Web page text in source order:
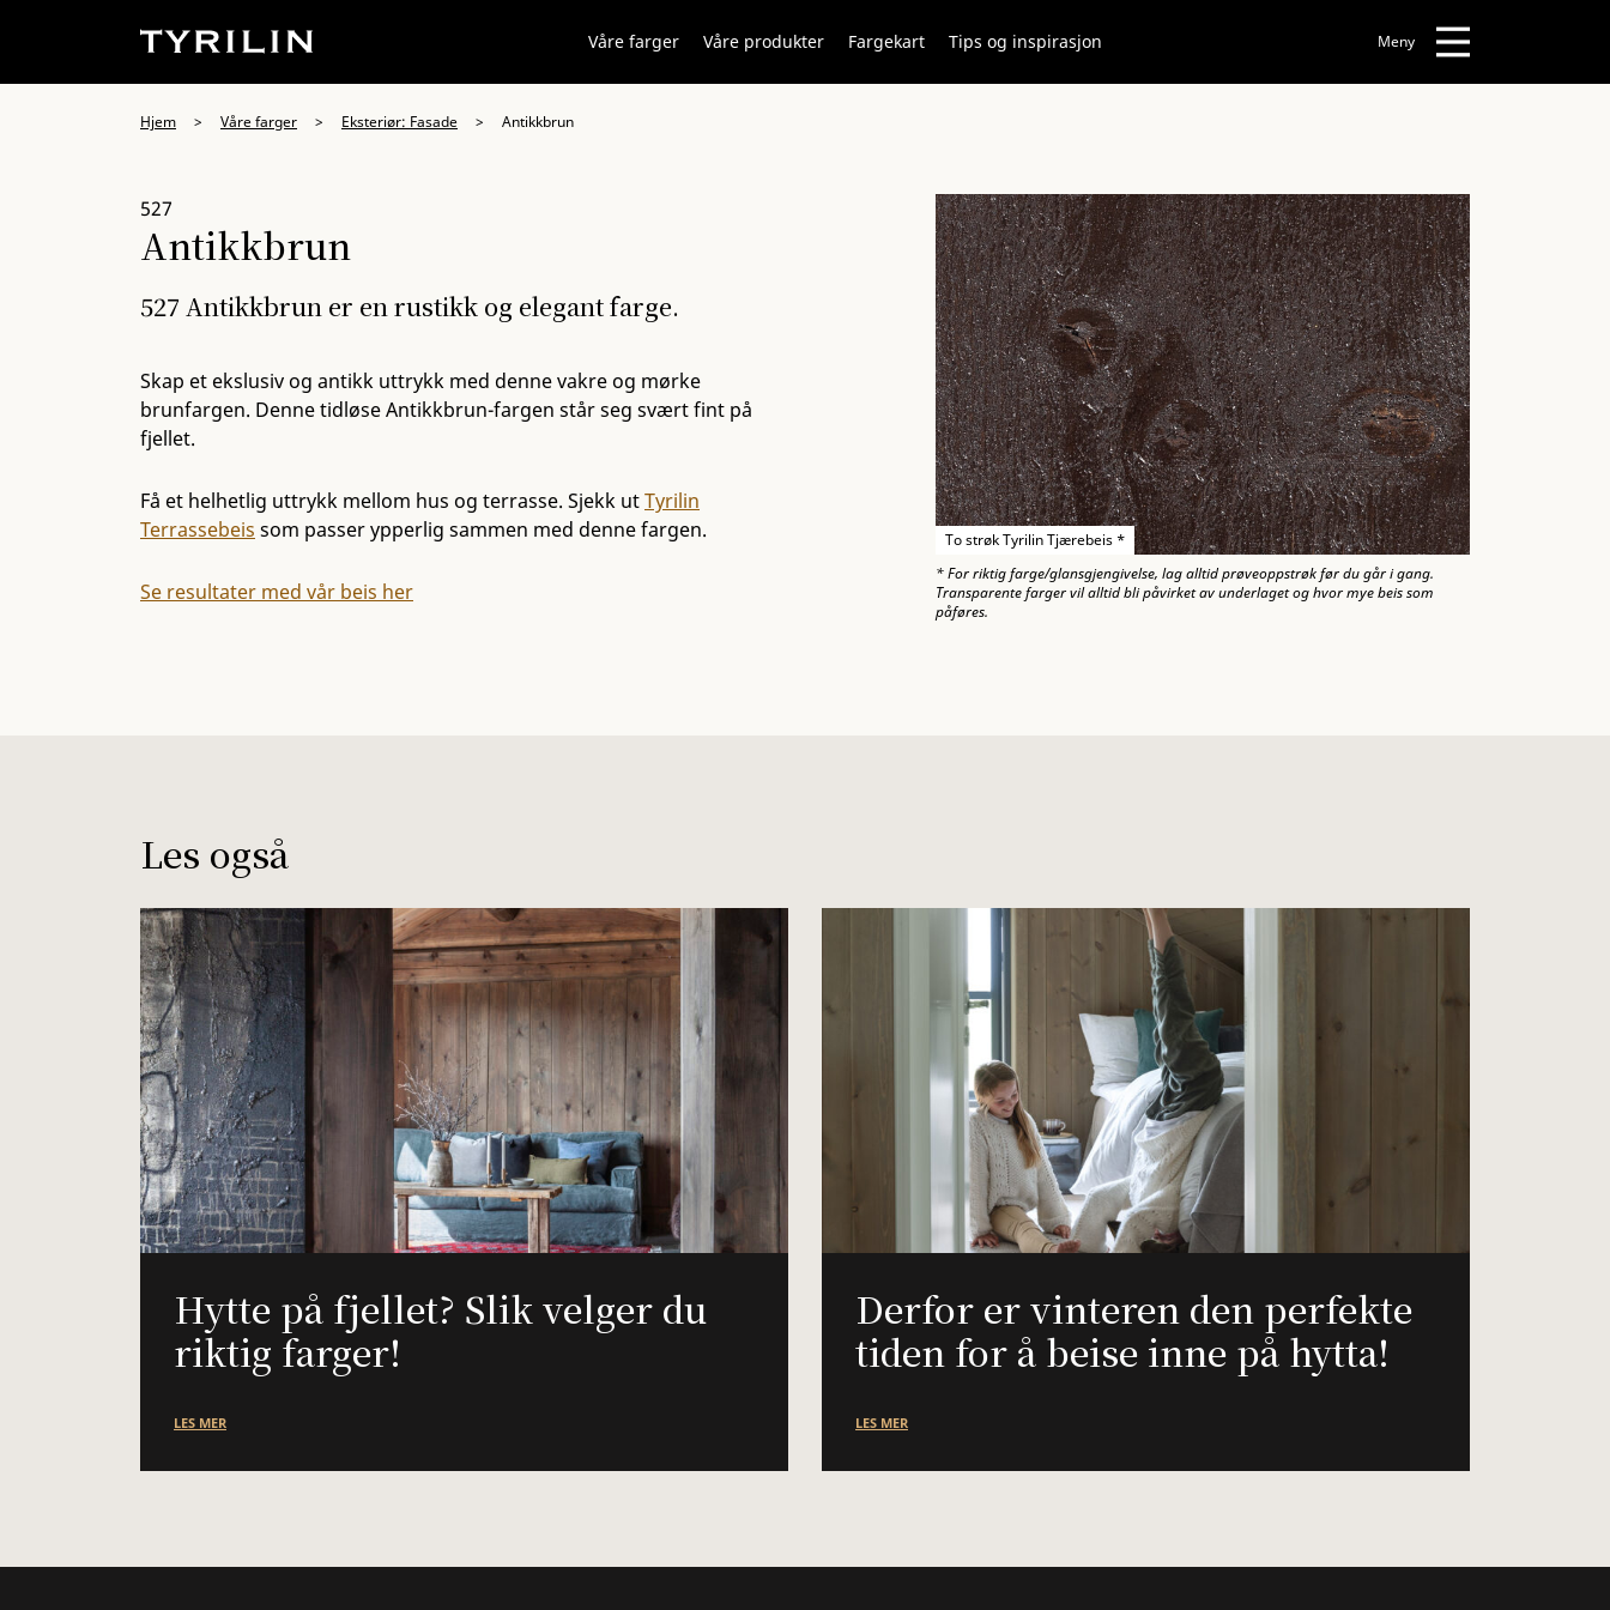
Våre farger Våre produkter Fargekart Tips og inspirasjon Meny
Hjem > Våre farger > Eksteriør: Fasade > Antikkbrun
527
Antikkbrun
527 Antikkbrun er en rustikk og elegant farge.
Skap et ekslusiv og antikk uttrykk med denne vakre og mørke
brunfargen. Denne tidløse Antikkbrun-fargen står seg svært fint på
fjellet.
Få et helhetlig uttrykk mellom hus og terrasse. Sjekk utTyrilin
Terrassebeis som passer ypperlig sammen med denne fargen.
Se resultater med vår beis her
To strøk Tyrilin Tjærebeis *
* For riktig farge/glansgjengivelse, lag alltid prøveoppstrøk før du går i gang.
Transparente farger vil alltid bli påvirket av underlaget og hvor mye beis som
påføres.
Les også
Hytte på fjellet? Slik velger du
riktig farger!
LES MER
Derfor er vinteren den perfekte
tiden for å beise inne på hytta!
LES MER